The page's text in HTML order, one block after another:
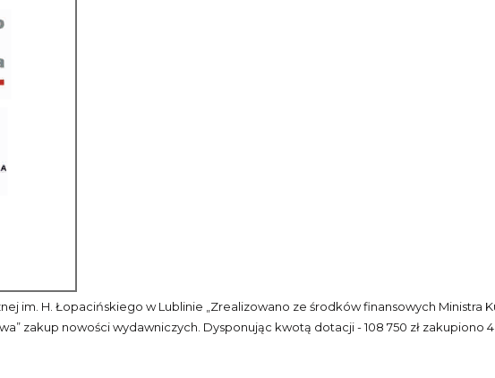
im. H. Łopacińskiego w Lublinie „Zrealizowano ze środków finansowych
zakup nowości wydawniczych. Dysponując kwotą dotacji - 108 750 zł zakupiono